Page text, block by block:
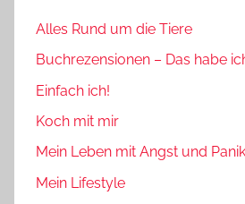
Alles Rund um die Tiere
Buchrezensionen – Das habe
Einfach ich!
Koch mit mir
Mein Leben mit Angst und Panik
Mein Lifestyle